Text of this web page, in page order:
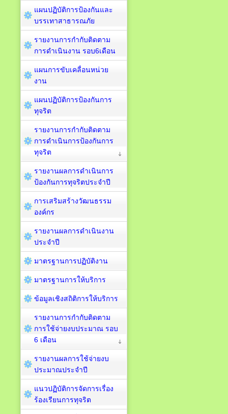
แผนปฏิบัติการป้องกันและ
บรรเทาสาธารณภัย
รายงานการกำกับติดตาม
การดำเนินงาน รอบ6เดือน
แผนการขับเคลื่อนหน่วย
งาน
แผนปฏิบัติการป้องกันการ
ทุจริต
รายงานการกำกับติดตาม
การดำเนินการป้องกันการ
ทุจริต
รายงานผลการดำเนินการ
ป้องกันการทุจริตประจำปี
การเสริมสร้างวัฒนธรรม
องค์กร
รายงานผลการดำเนินงาน
ประจำปี
มาตรฐานการปฏิบัติงาน
มาตรฐานการให้บริการ
ข้อมูลเชิงสถิติการให้บริการ
รายงานการกำกับติดตาม
การใช้จ่ายงบประมาณ รอบ
6 เดือน
รายงานผลการใช้จ่ายงบ
ประมาณประจำปี
แนวปฏิบัติการจัดการเรื่อง
ร้องเรียนการทุจริต